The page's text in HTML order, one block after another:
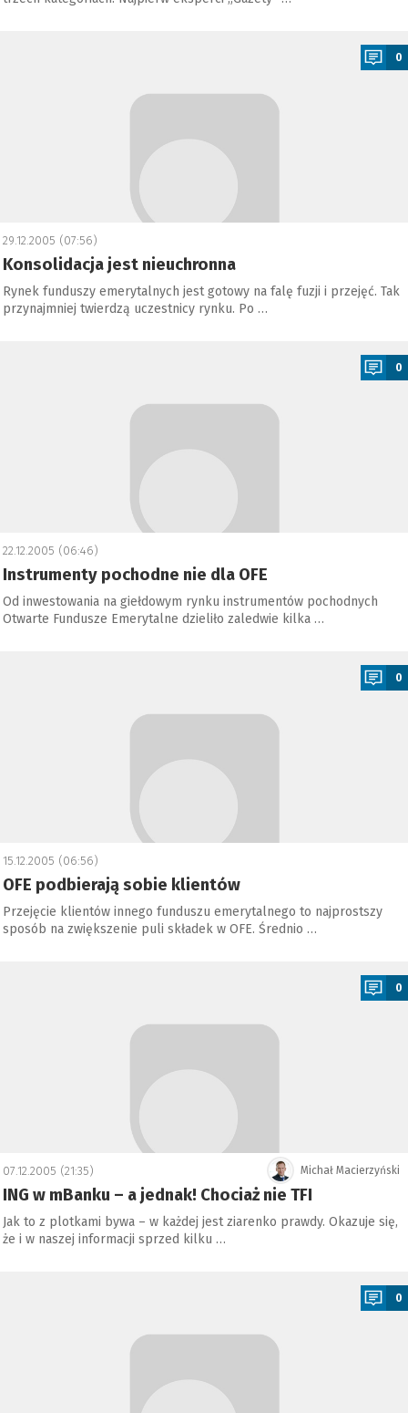
0
29.12.2005 (07:56)
Konsolidacja jest nieuchronna
Rynek funduszy emerytalnych jest gotowy na falę fuzji i przejęć. Tak
przynajmniej twierdzą uczestnicy rynku. Po …
0
22.12.2005 (06:46)
Instrumenty pochodne nie dla OFE
Od inwestowania na giełdowym rynku instrumentów pochodnych
Otwarte Fundusze Emerytalne dzieliło zaledwie kilka …
0
15.12.2005 (06:56)
OFE podbierają sobie klientów
Przejęcie klientów innego funduszu emerytalnego to najprostszy
sposób na zwiększenie puli składek w OFE. Średnio …
0
Michał Macierzyński
07.12.2005 (21:35)
ING w mBanku – a jednak! Chociaż nie TFI
Jak to z plotkami bywa – w każdej jest ziarenko prawdy. Okazuje się,
że i w naszej informacji sprzed kilku …
0